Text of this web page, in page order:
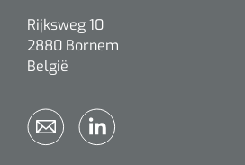
Rijksweg 10
2880 Bornem
België